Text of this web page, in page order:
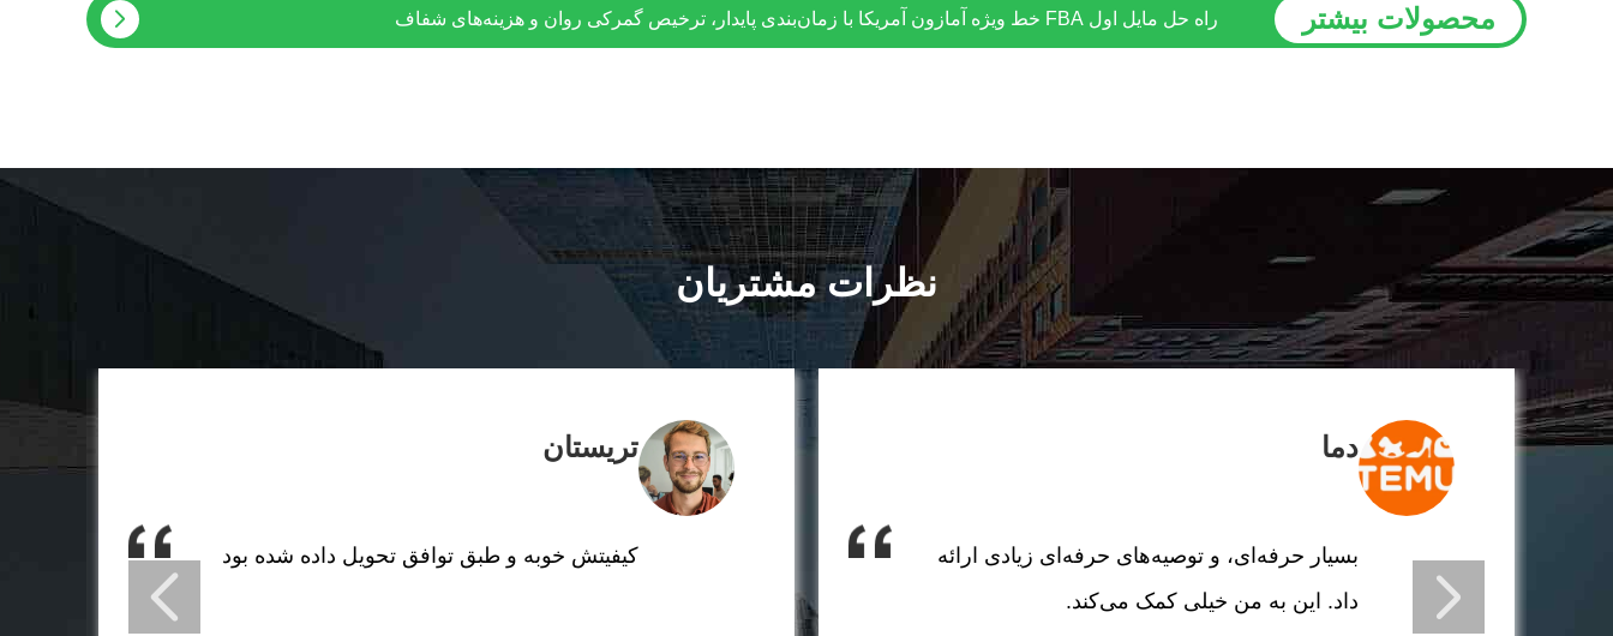
محصولات بیشتر خط ویژه آمازون بریتانیا با زمان‌بندی انعطاف‌پذیر و ترخیص گمرکی انحصاری برای پوشش کامل انبار
نظرات مشتریان
دما
بسیار حرفه‌ای، و توصیه‌های حرفه‌ای زیادی ارائه
داد. این به من خیلی کمک می‌کند.
تریستان
کیفیتش خوبه و طبق توافق تحویل داده شده بود